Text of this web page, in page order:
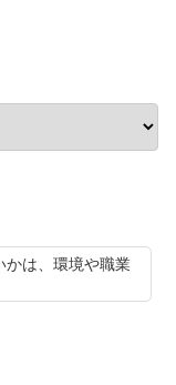
かは、環境や職業